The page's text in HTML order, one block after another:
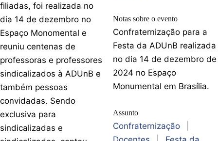
filiadas, foi realizada no
dia 14 de dezembro no
Espaço Monomental e
reuniu centenas de
professoras e professores
sindicalizados à ADUnB e
também pessoas
convidadas. Sendo
exclusiva para
sindicalizadas e
Notas sobre o evento
Confraternização para a
Festa da ADUnB realizada
no dia 14 de dezembro de
2024 no Espaço
Monumental em Brasília.
Assunto
Confraternização